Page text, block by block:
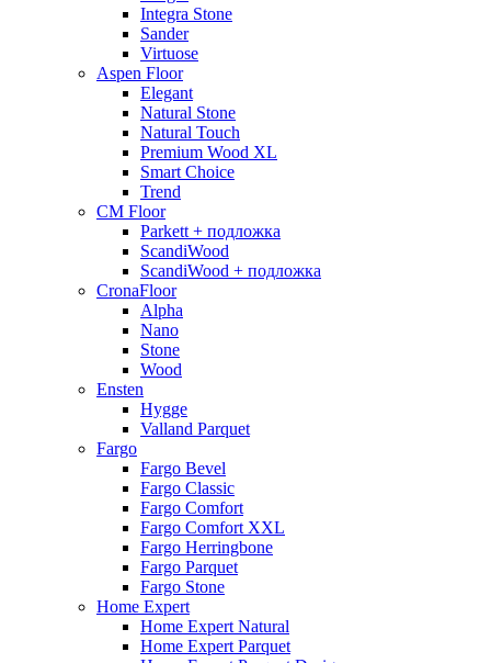
Integra Stone
Sander
Virtuose
Aspen Floor
Elegant
Natural Stone
Natural Touch
Premium Wood XL
Smart Choice
Trend
CM Floor
Parkett + подложка
ScandiWood
ScandiWood + подложка
CronaFloor
Alpha
Nano
Stone
Wood
Ensten
Hygge
Valland Parquet
Fargo
Fargo Bevel
Fargo Classic
Fargo Comfort
Fargo Comfort XXL
Fargo Herringbone
Fargo Parquet
Fargo Stone
Home Expert
Home Expert Natural
Home Expert Parquet